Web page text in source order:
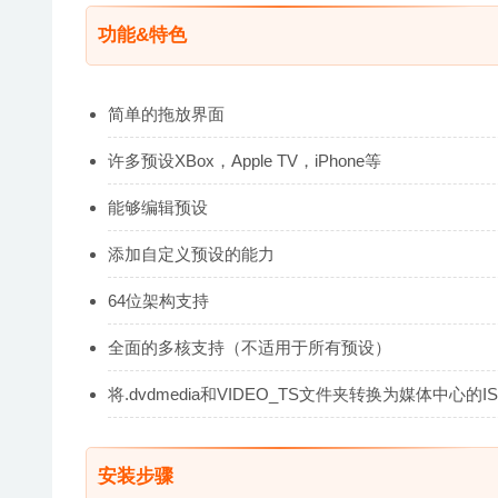
功能&特色
简单的拖放界面
许多预设XBox，Apple TV，iPhone等
能够编辑预设
添加自定义预设的能力
64位架构支持
全面的多核支持（不适用于所有预设）
将.dvdmedia和VIDEO_TS文件夹转换为媒体中心的
安装步骤